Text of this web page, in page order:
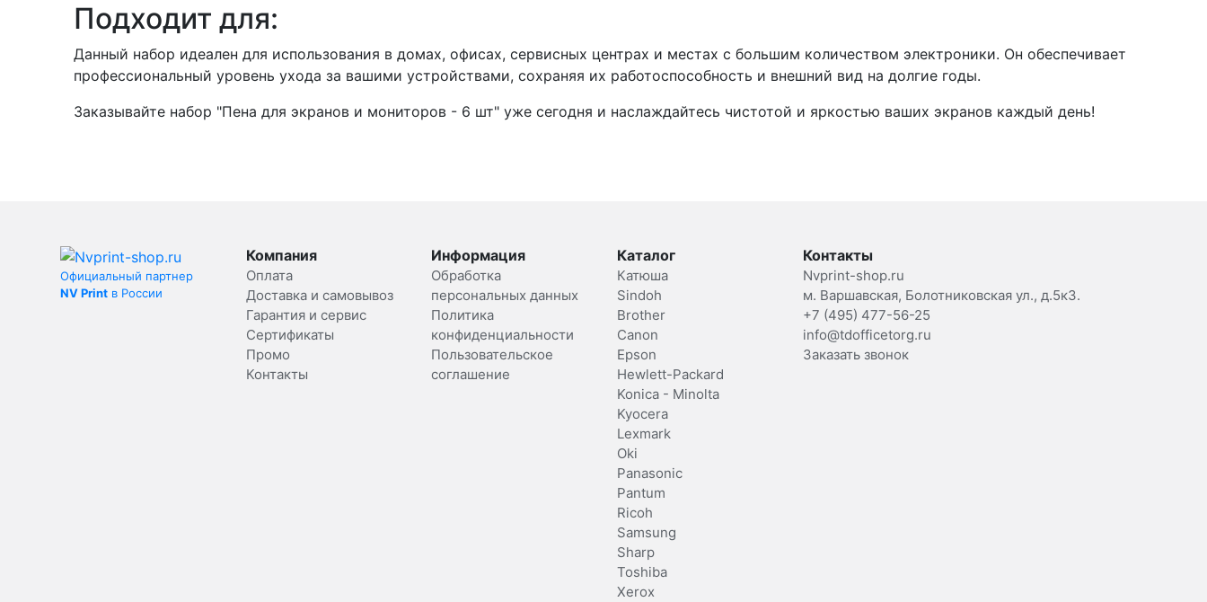
Подходит для:
Данный набор идеален для использования в домах, офисах, сервисных центрах и местах с большим количеством электроники. Он обеспечивает
профессиональный уровень ухода за вашими устройствами, сохраняя их работоспособность и внешний вид на долгие годы.
Заказывайте набор "Пена для экранов и мониторов - 6 шт" уже сегодня и наслаждайтесь чистотой и яркостью ваших экранов каждый день!
Официальный партнер
NV Print в России
Компания
Оплата
Доставка и самовывоз
Гарантия и сервис
Сертификаты
Промо
Контакты
Информация
Обработка
персональных данных
Политика
конфиденциальности
Пользовательское
соглашение
Каталог
Катюша
Sindoh
Brother
Canon
Epson
Hewlett-Packard
Konica - Minolta
Kyocera
Lexmark
Oki
Panasonic
Pantum
Ricoh
Samsung
Sharp
Toshiba
Xerox
Контакты
Nvprint-shop.ru
м. Варшавская, Болотниковская ул., д.5к3.
+7 (495) 477-56-25
info@tdofficetorg.ru
Заказать звонок